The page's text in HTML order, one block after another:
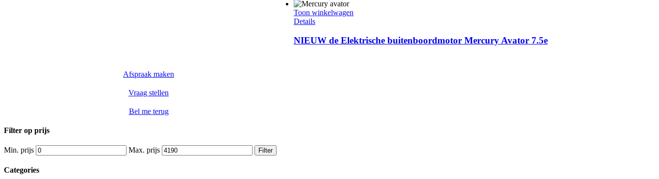
Toon winkelwagen
Details
NIEUW de Elektrische buitenboordmotor Mercury Avator 7.5e
Afspraak maken
Vraag stellen
Bel me terug
Filter op prijs
Min. prijs Max. prijs Filter
Categories